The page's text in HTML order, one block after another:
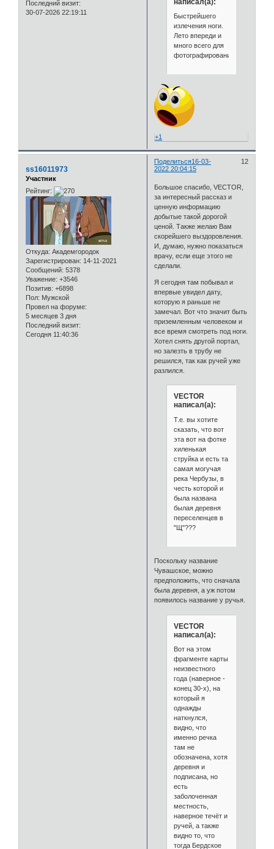
Последний визит:
30-07-2026 22:19:11
Быстрейшего
излечения ноги.
Лето впереди и
много всего для
фотографирования.
+1
Поделиться 12
16-03-
2022 20:04:15
ss16011973
Участник
Рейтинг:
Откуда: Академгородок
Зарегистрирован: 14-11-2021
Сообщений: 5378
Уважение: +3546
Позитив: +6898
Пол: Мужской
Провел на форуме:
5 месяцев 3 дня
Последний визит:
Сегодня 11:40:36
Большое спасибо, VECTOR,
за интересный рассказ и
ценную информацию
добытые такой дорогой
ценой. Также желаю Вам
скорейшего выздоровления.
И, думаю, нужно показаться
врачу, если еще этого не
сделали.
Я сегодня там побывал и
впервые увидел дату,
которую я раньше не
замечал. Вот что значит быть
приземленным человеком и
все время смотреть под ноги.
Хотел снять другой портал,
но залезть в трубу не
решился, так как ручей уже
разлился.
VECTOR
написал(а):
Т.е. вы хотите
сказать, что вот
эта вот на фотке
хиленькая
струйка и есть та
самая могучая
река Чербузы, в
честь которой и
была названа
былая деревня
переселенцев в
"Щ"???
Поскольку название
Чувашское, можно
предположить, что сначала
была деревня, а уж потом
появилось название у ручья.
VECTOR
написал(а):
Вот на этом
фрагменте карты
неизвестного
года (наверное -
конец 30-х), на
который я
однажды
наткнулся,
видно, что
именно речка
там не
обозначена, хотя
деревня и
подписана, но
есть
заболоченная
местность,
наверное течёт и
ручей, а также
видно то, что
тогда Бердское